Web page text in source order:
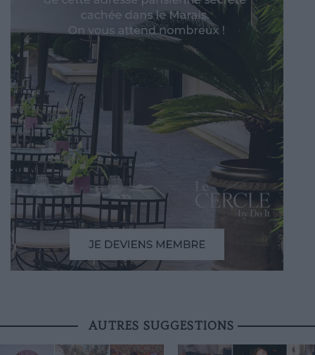
AUTRES SUGGESTIONS